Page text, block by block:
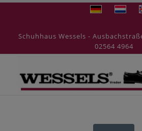
Schuhhaus Wessels -
02564 4964